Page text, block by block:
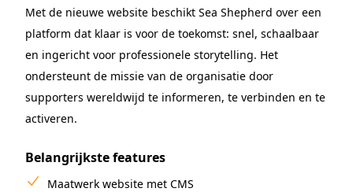
Met de nieuwe website beschikt Sea Shepherd over een
platform dat klaar is voor de toekomst: snel, schaalbaar
en ingericht voor professionele storytelling. Het
ondersteunt de missie van de organisatie door
supporters wereldwijd te informeren, te verbinden en te
activeren.
Belangrijkste features
Maatwerk website met CMS